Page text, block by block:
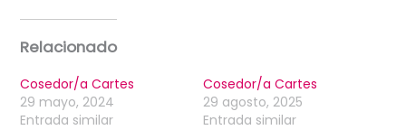
Relacionado
Cosedor/a Cartes
29 mayo, 2024
Entrada similar
Cosedor/a Cartes
29 agosto, 2025
Entrada similar